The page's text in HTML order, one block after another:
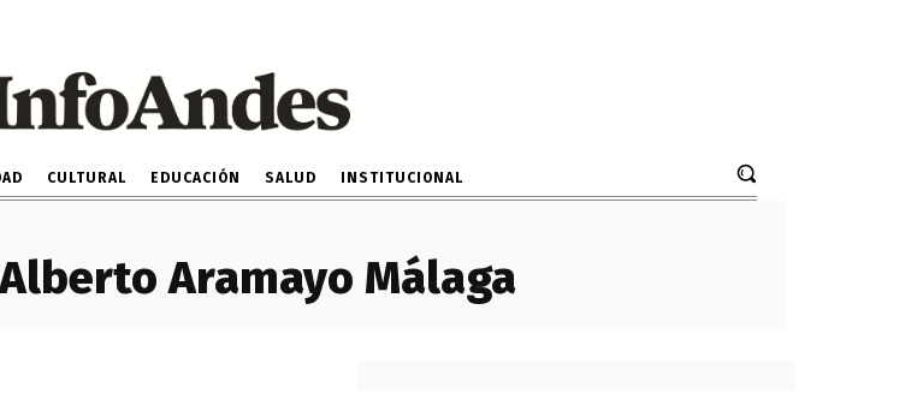
CULTURAL EDUCACIÓN SALUD INSTITUCIONAL
Aramayo Málaga